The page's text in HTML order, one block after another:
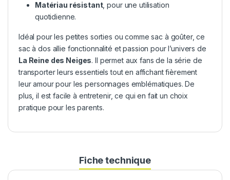
Matériau résistant, pour une utilisation
quotidienne.
Idéal pour les petites sorties ou comme sac à goûter, ce
sac à dos allie fonctionnalité et passion pour l’univers de
La Reine des Neiges. Il permet aux fans de la série de
transporter leurs essentiels tout en affichant fièrement
leur amour pour les personnages emblématiques. De
plus, il est facile à entretenir, ce qui en fait un choix
pratique pour les parents.
Fiche technique